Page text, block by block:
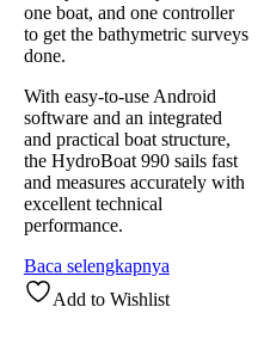
one boat, and one controller
to get the bathymetric surveys
done.
With easy-to-use Android
software and an integrated
and practical boat structure,
the HydroBoat 990 sails fast
and measures accurately with
excellent technical
performance.
Baca selengkapnya
Add to Wishlist